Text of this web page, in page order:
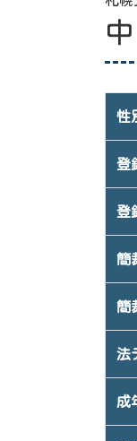
性
登
登
簡
簡
法
成